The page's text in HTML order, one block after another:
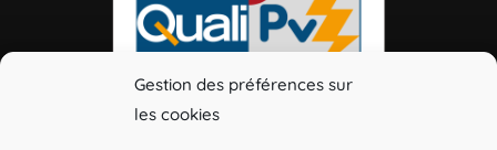
Gestion des préférences sur
les cookies